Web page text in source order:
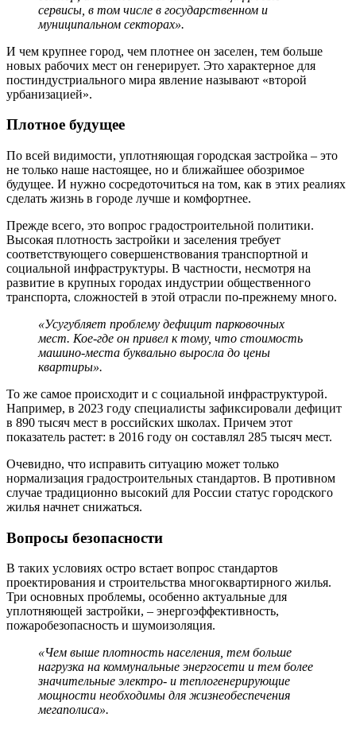
сервисы, в том числе в государственном и
муниципальном секторах».
И чем крупнее город, чем плотнее он заселен, тем больше
новых рабочих мест он генерирует. Это характерное для
постиндустриального мира явление называют «второй
урбанизацией».
Плотное будущее
По всей видимости, уплотняющая городская застройка – это
не только наше настоящее, но и ближайшее обозримое
будущее. И нужно сосредоточиться на том, как в этих реалиях
сделать жизнь в городе лучше и комфортнее.
Прежде всего, это вопрос градостроительной политики.
Высокая плотность застройки и заселения требует
соответствующего совершенствования транспортной и
социальной инфраструктуры. В частности, несмотря на
развитие в крупных городах индустрии общественного
транспорта, сложностей в этой отрасли по-прежнему много.
«Усугубляет проблему дефицит парковочных
мест. Кое-где он привел к тому, что стоимость
машино-места буквально выросла до цены
квартиры».
То же самое происходит и с социальной инфраструктурой.
Например, в 2023 году специалисты зафиксировали дефицит
в 890 тысяч мест в российских школах. Причем этот
показатель растет: в 2016 году он составлял 285 тысяч мест.
Очевидно, что исправить ситуацию может только
нормализация градостроительных стандартов. В противном
случае традиционно высокий для России статус городского
жилья начнет снижаться.
Вопросы безопасности
В таких условиях остро встает вопрос стандартов
проектирования и строительства многоквартирного жилья.
Три основных проблемы, особенно актуальные для
уплотняющей застройки, – энергоэффективность,
пожаробезопасность и шумоизоляция.
«Чем выше плотность населения, тем больше
нагрузка на коммунальные энергосети и тем более
значительные электро- и теплогенерирующие
мощности необходимы для жизнеобеспечения
мегаполиса».